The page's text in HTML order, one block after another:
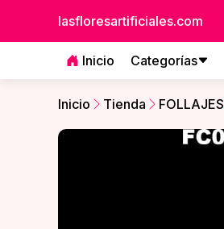
lasfloresartificiales.com
Inicio Categorías
Inicio Tienda FOLLAJES